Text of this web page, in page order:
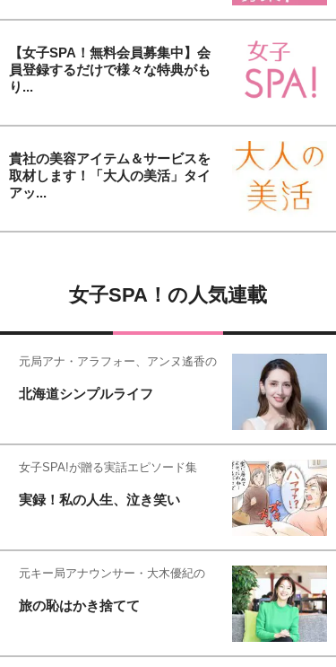
【女子SPA！無料会員募集中】会
員登録するだけで様々な特典がも
り...
貴社の美容アイテム＆サービスを
取材します！「大人の美活」タイ
アッ...
女子SPA！の人気連載
元局アナ・アラフォー、アンヌ遙香の
北海道シンプルライフ
女子SPA!が贈る実話エピソード集
実録！私の人生、泣き笑い
元キー局アナウンサー・大木優紀の
旅の恥はかき捨てて